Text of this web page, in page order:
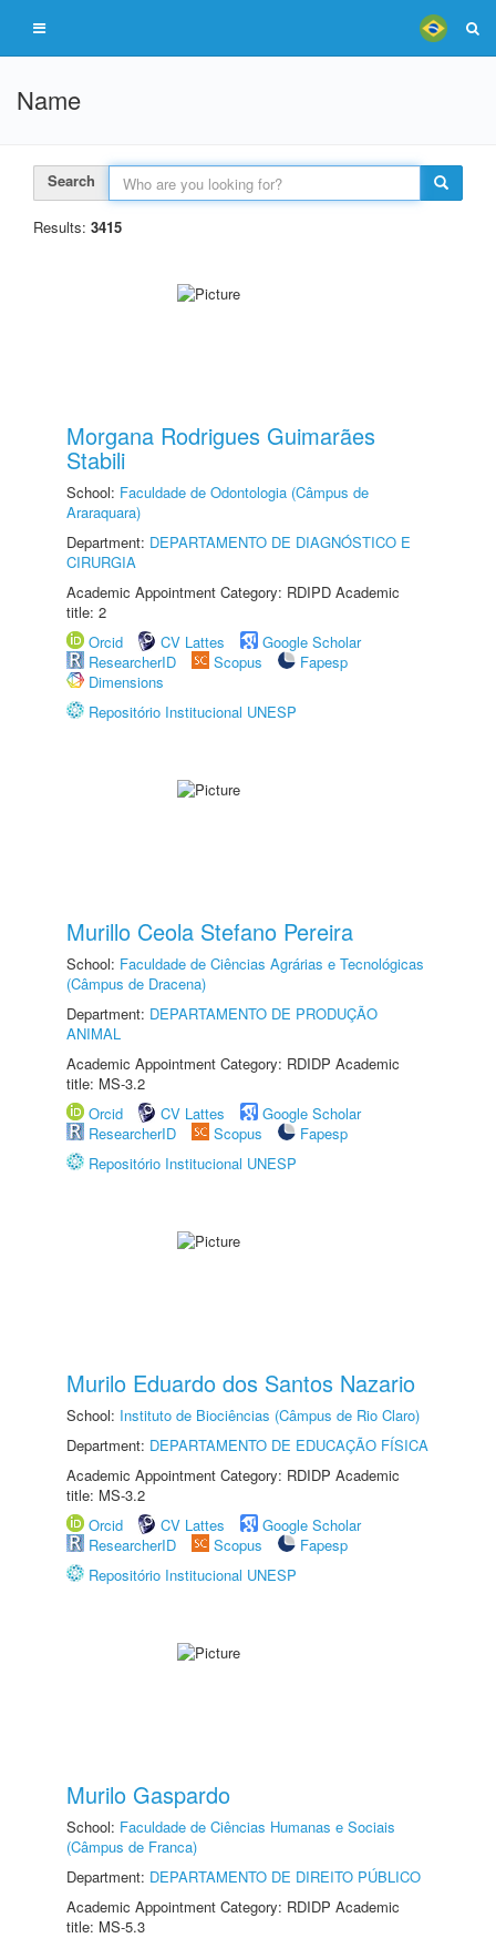
Name
Search
Results: 3415
Morgana Rodrigues Guimarães
Stabili
School: Faculdade de Odontologia (Câmpus de
Araraquara)
Department: DEPARTAMENTO DE DIAGNÓSTICO E
CIRURGIA
Academic Appointment Category: RDIPD Academic
title: 2
Orcid
CV Lattes
Google Scholar
ResearcherID
Scopus
Fapesp
Dimensions
Repositório Institucional UNESP
Murillo Ceola Stefano Pereira
School: Faculdade de Ciências Agrárias e Tecnológicas
(Câmpus de Dracena)
Department: DEPARTAMENTO DE PRODUÇÃO
ANIMAL
Academic Appointment Category: RDIDP Academic
title: MS-3.2
Orcid
CV Lattes
Google Scholar
ResearcherID
Scopus
Fapesp
Repositório Institucional UNESP
Murilo Eduardo dos Santos Nazario
School: Instituto de Biociências (Câmpus de Rio Claro)
Department: DEPARTAMENTO DE EDUCAÇÃO FÍSICA
Academic Appointment Category: RDIDP Academic
title: MS-3.2
Orcid
CV Lattes
Google Scholar
ResearcherID
Scopus
Fapesp
Repositório Institucional UNESP
Murilo Gaspardo
School: Faculdade de Ciências Humanas e Sociais
(Câmpus de Franca)
Department: DEPARTAMENTO DE DIREITO PÚBLICO
Academic Appointment Category: RDIDP Academic
title: MS-5.3